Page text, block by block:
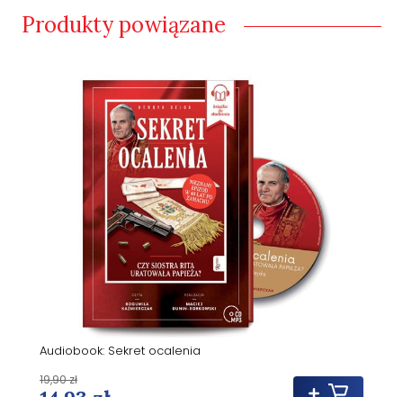
Produkty powiązane
Audiobook: Sekret ocalenia
19,90 zł